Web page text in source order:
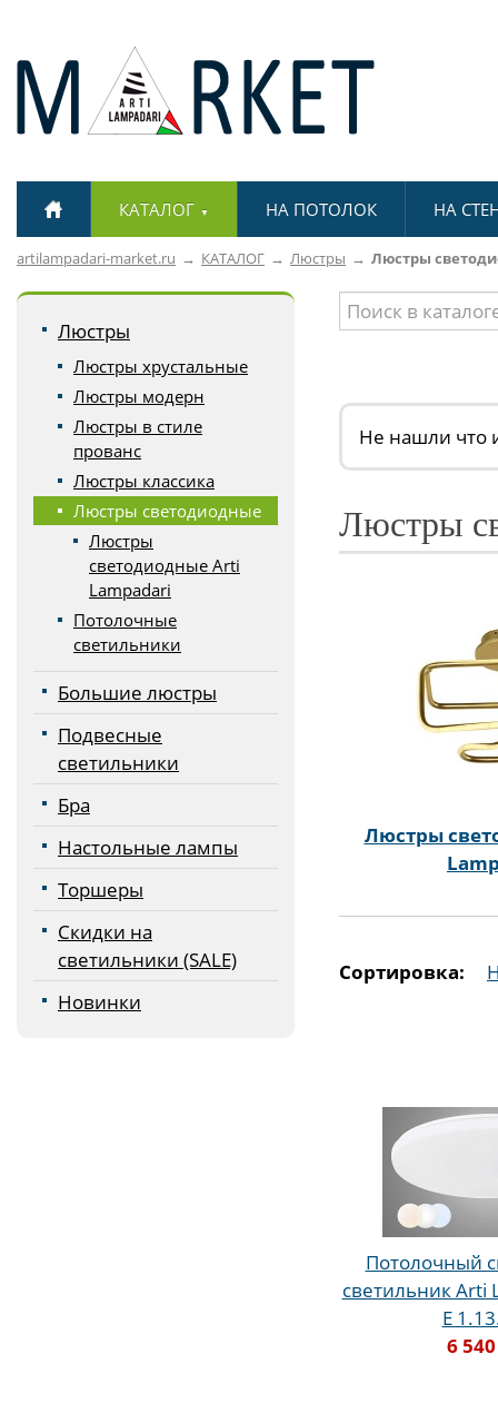
КАТАЛОГ ▼ НА ПОТОЛОК НА
artilampadari-market.ru КАТАЛОГ Люстры Люстры
Люстры
Люстры хрустальные
Люстры модерн
Люстры в стиле
прованс
Люстры классика
Люстры светодиодные
Люстры
светодиодные Arti
Lampadari
Потолочные
светильники
Большие люстры
Подвесные
светильники
Бра
Настольные лампы
Торшеры
Скидки на
светильники (SALE)
Новинки
Не нашли что
Люстры
Люстры
Сортировка:
Потолочный
светильник Arti
E
6